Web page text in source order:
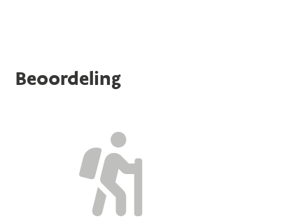
Beoordeling